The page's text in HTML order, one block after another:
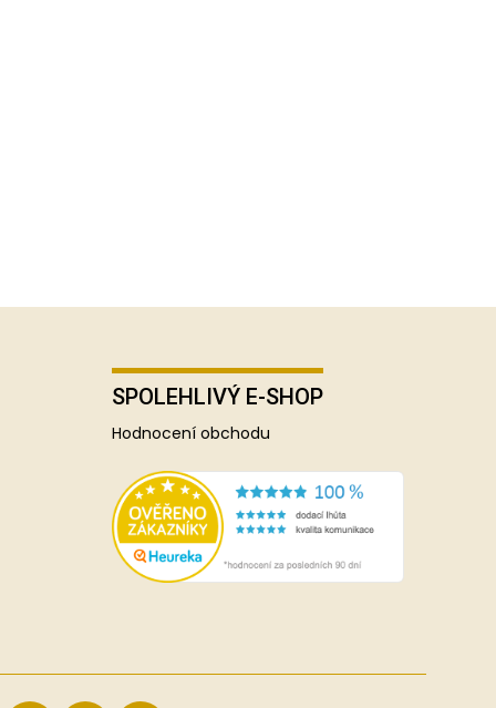
SPOLEHLIVÝ E-SHOP
Hodnocení obchodu